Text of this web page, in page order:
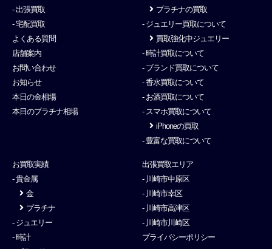
- 出張買取
- 宅配買取
よくある質問
店舗案内
お問い合わせ
お知らせ
本日の金相場
本日のプラチナ相場
プラチナの買取
- ジュエリー買取について
買取強化中ジュエリー
- 時計買取について
- ブランド買取について
- 香水買取について
- お酒買取について
- スマホ買取について
iPhoneの買取
- 豊富な買取について
お買取実績
- 貴金属
金
プラチナ
- ジュエリー
- 時計
出張買取エリア
- 川崎市中原区
- 川崎市幸区
- 川崎市高津区
- 川崎市川崎区
プライバシーポリシー